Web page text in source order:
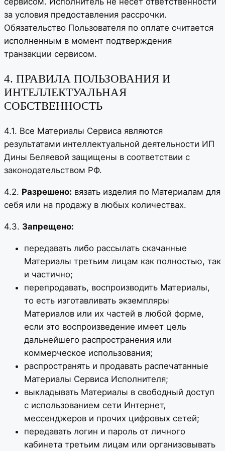
за условия предоставления рассрочки.
Обязательство Пользователя по оплате считается
исполненным в момент подтверждения
транзакции сервисом.
4. ПРАВИЛА ПОЛЬЗОВАНИЯ И
ИНТЕЛЛЕКТУАЛЬНАЯ
СОБСТВЕННОСТЬ
4.1. Все Материалы Сервиса являются
результатами интеллектуальной деятельности ИП
Дины Беляевой защищены в соответствии с
законодательством РФ.
4.2. Разрешено: вязать изделия по Материалам для
себя или на продажу в любых количествах.
4.3. Запрещено:
передавать либо рассылать скачанные
Материалы третьим лицам как полностью, так
и частично;
перепродавать, воспроизводить Материалы,
то есть изготавливать экземпляры
Материалов или их частей в любой форме,
если это воспроизведение имеет цель
дальнейшего распространения или
коммерческое использования;
распространять и продавать распечатанные
Материалы Сервиса Исполнителя;
выкладывать Материалы в свободный доступ
с использованием сети Интернет,
мессенджеров и прочих цифровых сетей;
передавать логин и пароль от личного
кабинета третьим лицам или организовывать